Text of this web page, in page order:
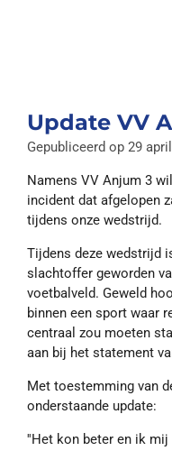
Update VV
Gepubliceerd op 29
Namens VV Anjum 3
incident dat afgelopen
tijdens onze wedstrijd.
Tijdens deze wedstrijd
slachtoffer geworden
voetbalveld. Geweld
binnen een sport waar
centraal zou moeten
aan bij het statement
Met toestemming van
onderstaande update:
''Het kon beter en ik mij